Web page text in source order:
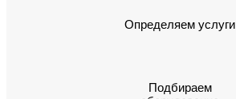
Определяем услуги
Подбираем